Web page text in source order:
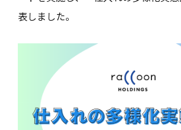
表しました。